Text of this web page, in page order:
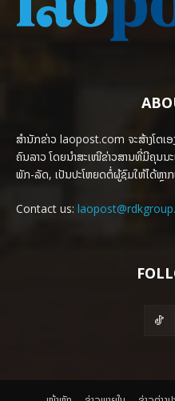
ສຳນັກຂ່າວ laopost.com ຈະສ້າງໂຕເ
ຄົນລາວ ໂດຍນຳສະເໜີຂ່າວສານທີ່ມີຄຸນນ
ພັກ-ລັດ, ເປັນປະໂຫຍດຕໍ່ຜູ້ຊົມໃຫ້ໄດ້ຫຼາ
Contact us: